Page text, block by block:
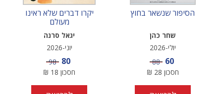
הסיפור שנשאר בחוץ
שחר כהן
יולי-2026
מחיר מבצע
60 מחיר
88
חסכון 28
₪
יקרו דברים שלא ראינו
מעולם
יגאל סרנה
יוני-2026
מחיר מבצע
80 מחיר
98
חסכון 18
₪